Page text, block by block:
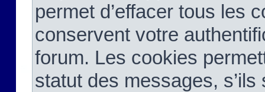
permet d’effacer tous les
conservent votre
forum. Les cookies
statut des messages,